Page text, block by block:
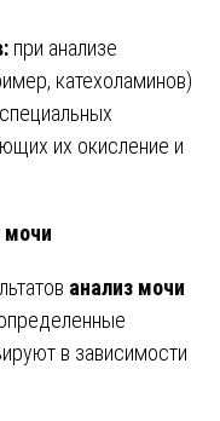
при анализе
катехоламинов)
их окисление и
мочи
анализ мочи
в зависимости